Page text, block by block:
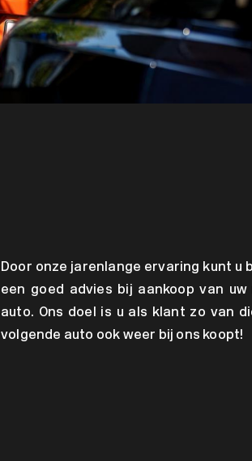
Door onze jarenlange ervaring kunt u
een goed advies bij aankoop van
auto. Ons doel is u als klant zo van
volgende auto ook weer bij ons koopt!